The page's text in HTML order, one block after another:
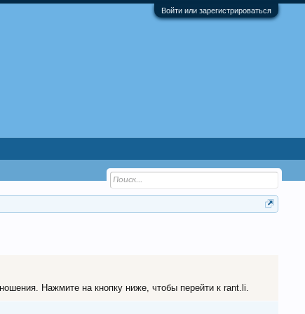
Войти или зарегистрироваться
Нажмите на кнопку ниже, чтобы перейти к rant.li.